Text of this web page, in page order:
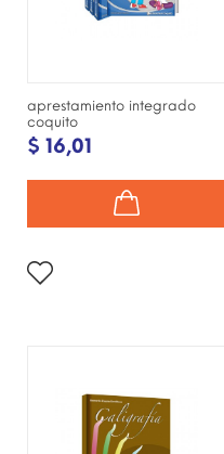
aprestamiento integrado
coquito
$ 16,01